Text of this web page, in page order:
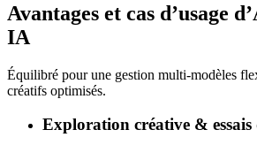
Avantages et cas d’usage
IA
Équilibré pour une gestion multi-modèles
créatifs optimisés.
Exploration créative & essais